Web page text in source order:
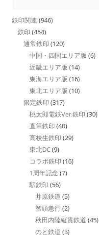
鉄印関連 (946)
鉄印 (454)
通常鉄印 (120)
中国・四国エリア版 (6)
近畿エリア版 (14)
東海エリア版 (16)
東北エリア版 (10)
限定鉄印 (317)
桃太郎電鉄Ver.鉄印 (30)
直筆鉄印 (40)
高校生鉄印 (29)
東北DC(9)
コラボ鉄印 (16)
1周年記念 (7)
駅鉄印 (56)
井原鉄道 (5)
智頭急行(2)
秋田内陸縦貫鉄道 (45)
のと鉄道 (3)